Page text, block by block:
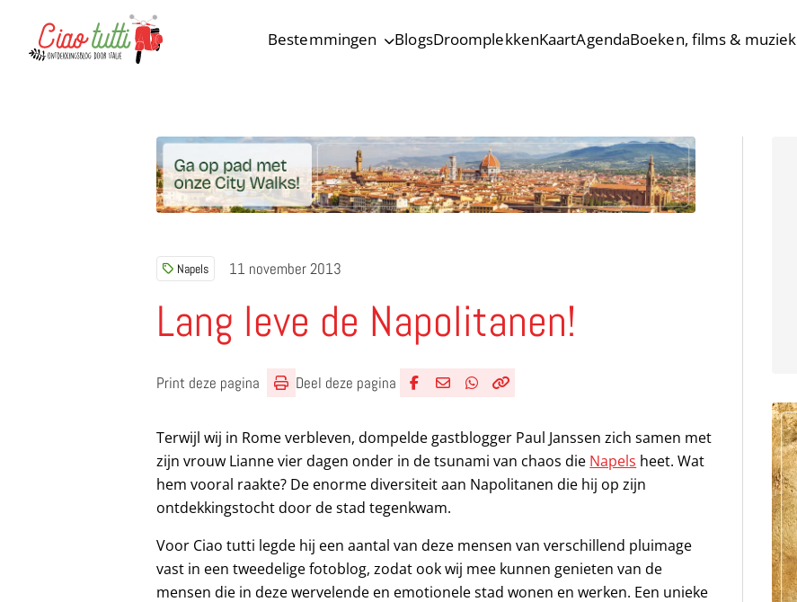
Bestemmingen BlogsDroomplekkenKaartAgendaBoeken, films & muziek
Napels 11 november 2013
Lang leve de Napolitanen!
Print deze pagina
Deel deze pagina
Terwijl wij in Rome verbleven, dompelde gastblogger Paul Janssen zich samen met
zijn vrouw Lianne vier dagen onder in de tsunami van chaos die Napels heet. Wat
hem vooral raakte? De enorme diversiteit aan Napolitanen die hij op zijn
ontdekkingstocht door de stad tegenkwam.
Voor Ciao tutti legde hij een aantal van deze mensen van verschillend pluimage
vast in een tweedelige fotoblog, zodat ook wij mee kunnen genieten van de
mensen die in deze wervelende en emotionele stad wonen en werken. Een unieke